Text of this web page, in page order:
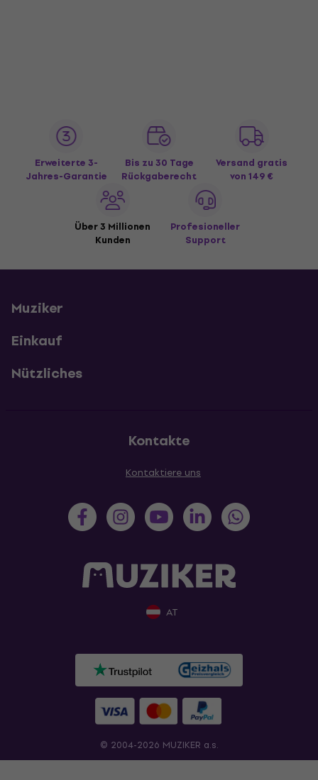
Erweiterte 3-
Jahres-Garantie
Bis zu 30 Tage
Rückgaberecht
Versand gratis
von 149 €
Über 3 Millionen
Kunden
Profesioneller
Support
Muziker
Einkauf
Nützliches
Kontakte
Kontaktiere uns
AT
© 2004-2026 MUZIKER a.s.